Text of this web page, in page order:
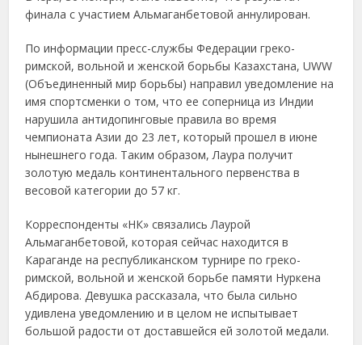
финала с участием Альмаганбетовой аннулирован.
По информации пресс-службы Федерации греко-
римской, вольной и женской борьбы Казахстана, UWW
(Объединенный мир борьбы) направил уведомление на
имя спортсменки о том, что ее соперница из Индии
нарушила антидопинговые правила во время
чемпионата Азии до 23 лет, который прошел в июне
нынешнего года. Таким образом, Лаура получит
золотую медаль континентального первенства в
весовой категории до 57 кг.
Корреспонденты «НК» связались Лаурой
Альмаганбетовой, которая сейчас находится в
Караганде на республиканском турнире по греко-
римской, вольной и женской борьбе памяти Нуркена
Абдирова. Девушка рассказала, что была сильно
удивлена уведомлению и в целом не испытывает
большой радости от доставшейся ей золотой медали.